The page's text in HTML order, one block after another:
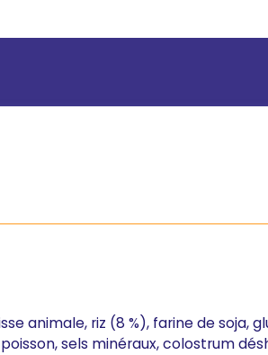
animale, riz (8 %), farine de soja,
sels minéraux, colostrum